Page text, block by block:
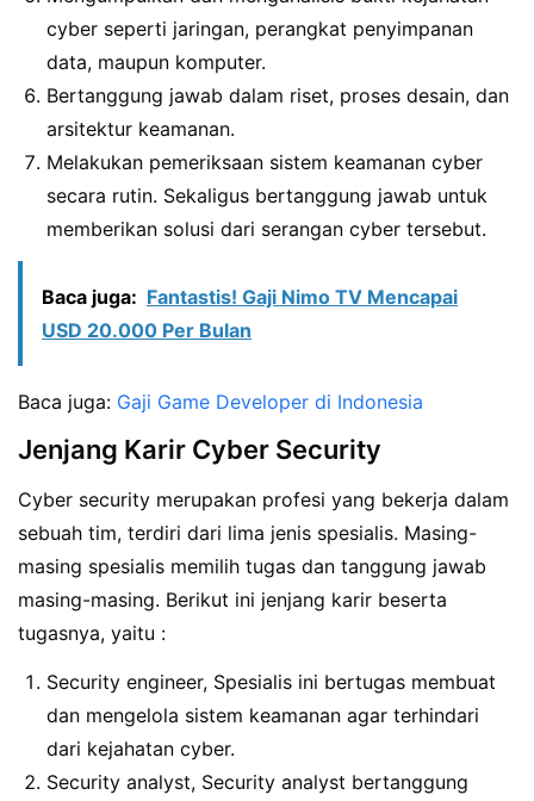
cyber seperti jaringan, perangkat penyimpanan
data, maupun komputer.
Bertanggung jawab dalam riset, proses desain, dan
arsitektur keamanan.
Melakukan pemeriksaan sistem keamanan cyber
secara rutin. Sekaligus bertanggung jawab untuk
memberikan solusi dari serangan cyber tersebut.
Baca juga: Fantastis! Gaji Nimo TV Mencapai
USD 20.000 Per Bulan
Baca juga: Gaji Game Developer di Indonesia
Jenjang Karir Cyber Security
Cyber security merupakan profesi yang bekerja dalam
sebuah tim, terdiri dari lima jenis spesialis. Masing-
masing spesialis memilih tugas dan tanggung jawab
masing-masing. Berikut ini jenjang karir beserta
tugasnya, yaitu :
Security engineer, Spesialis ini bertugas membuat
dan mengelola sistem keamanan agar terhindari
dari kejahatan cyber.
Security analyst, Security analyst bertanggung